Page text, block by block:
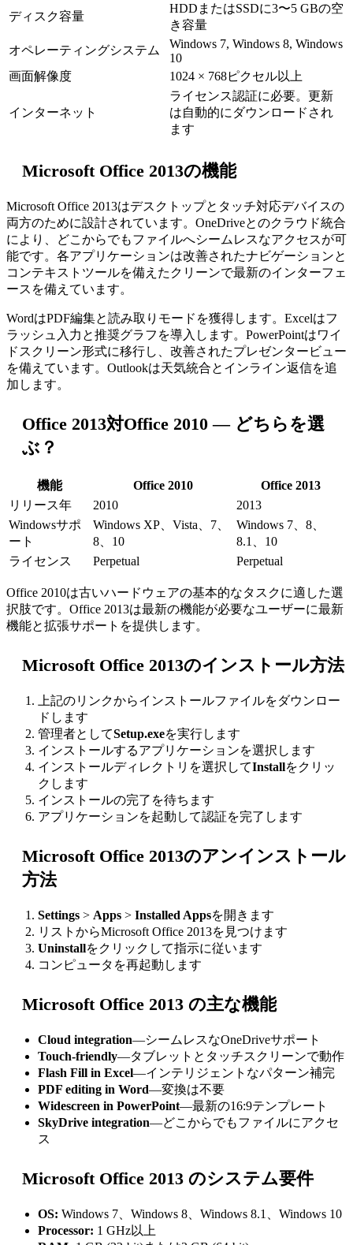
ディスク容量
HDDまたはSSDに3〜5 GBの空
き容量
オペレーティングシステム
Windows 7, Windows 8, Windows
10
画面解像度
1024 × 768ピクセル以上
インターネット
ライセンス認証に必要。更新
は自動的にダウンロードされ
ます
Microsoft Office 2013の機能
Microsoft Office 2013はデスクトップとタッチ対応デバイスの
両方のために設計されています。OneDriveとのクラウド統合
により、どこからでもファイルへシームレスなアクセスが可
能です。各アプリケーションは改善されたナビゲーションと
コンテキストツールを備えたクリーンで最新のインターフェ
ースを備えています。
WordはPDF編集と読み取りモードを獲得します。Excelはフ
ラッシュ入力と推奨グラフを導入します。PowerPointはワイ
ドスクリーン形式に移行し、改善されたプレゼンタービュー
を備えています。Outlookは天気統合とインライン返信を追
加します。
Office 2013対Office 2010 — どちらを選
ぶ？
機能 Office 2010
Office 2013
リリース年
2010
2013
Windowsサポ
ート
Windows XP、Vista、7、
8、10
Windows 7、8、
8.1、10
ライセンス
Perpetual Perpetual
Office 2010は古いハードウェアの基本的なタスクに適した選
択肢です。Office 2013は最新の機能が必要なユーザーに最新
機能と拡張サポートを提供します。
Microsoft Office 2013のインストール方法
上記のリンクからインストールファイルをダウンロー
ドします
管理者としてSetup.exeを実行します
インストールするアプリケーションを選択します
インストールディレクトリを選択してInstallをクリッ
クします
インストールの完了を待ちます
アプリケーションを起動して認証を完了します
Microsoft Office 2013のアンインストール
方法
Settings > Apps > Installed Appsを開きます
リストからMicrosoft Office 2013を見つけます
Uninstallをクリックして指示に従います
コンピュータを再起動します
Microsoft Office 2013 の主な機能
Cloud integration—シームレスなOneDriveサポート
Touch-friendly—タブレットとタッチスクリーンで動作
Flash Fill in Excel—インテリジェントなパターン補完
PDF editing in Word—変換は不要
Widescreen in PowerPoint—最新の16:9テンプレート
SkyDrive integration—どこからでもファイルにアクセ
ス
Microsoft Office 2013 のシステム要件
OS: Windows 7、Windows 8、Windows 8.1、Windows 10
Processor: 1 GHz以上